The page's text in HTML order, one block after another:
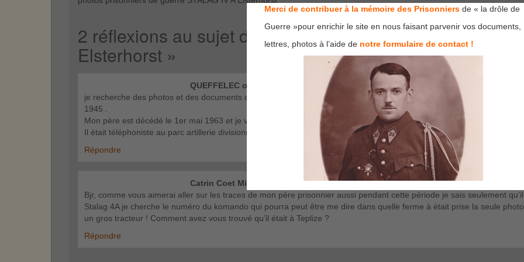
2 réflexions au sujet de «photo-de-prisonniers-de-
Elsterhorst »
QUEFFELEC on
je recherche des photos et des documents concernant mon père , queffelec Jean Louis PG N° 35492 au stalag 4 a
1945 .
Mon père est décédé le 1er mai 1963 et je voudrais retracer son parcours pendant cette période.
Il était téléphoniste au parc artillerie divisionnaire 22 , 11ème batterie , matricule 2552 classe 1932 Quimper
Répondre
Catrin Coet Mireille
24 février 2018
Bjr, comme vous aimerai aller sur les traces de mon père prisonnier aussi pendant cette période je sais seulement
Stalag 4A je cherche le numéro du komando qui pourra peut être me dire dans quelle ferme à était prise la seule
un gros tracteur ! Comment avez vous trouvé qu’il était à Teplize ?
Répondre
Merci de contribuer à la mémoire des Prisonniers de « la drôle de
Guerre »pour enrichir le site en nous faisant parvenir vos documents,
lettres, photos à l’aide de notre formulaire de contact !